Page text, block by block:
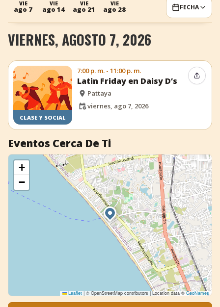
+ Añadir evento
VIE
ago 7
VIE
ago 14
VIE
ago 21
VIE
ago 28 FECHA
VIERNES, AGOSTO 7, 2026
CLASE Y SOCIAL
7:00 p. m. - 11:00 p. m.
Latin Friday en Daisy D’s
Pattaya
viernes, ago 7, 2026
Eventos Cerca De Ti
+
−
Leaflet |© OpenStreetMap contributors | Location data ©GeoNames